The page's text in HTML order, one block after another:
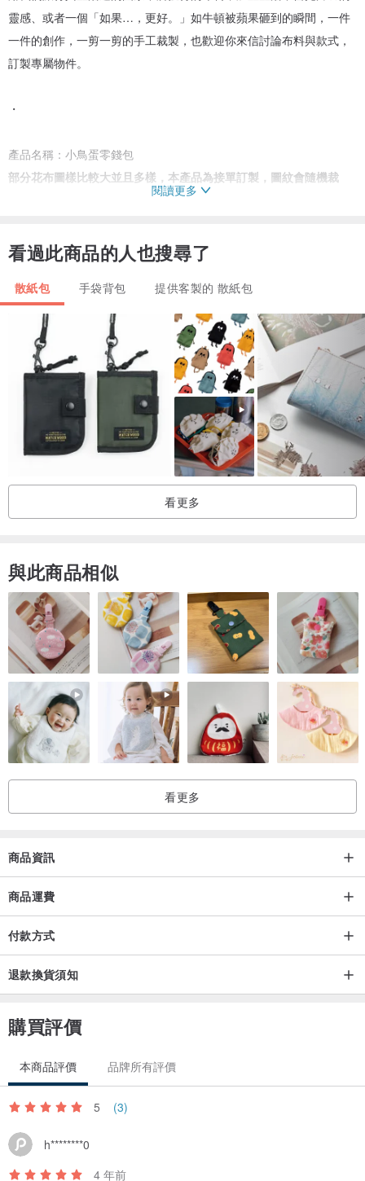
靈感、或者一個「如果…，更好。」如牛頓被蘋果砸到的瞬間，一件
一件的創作，一剪一剪的手工裁製，也歡迎你來信討論布料與款式，
訂製專屬物件。
・
產品名稱：小鳥蛋零錢包
部分花布圖樣比較大並且多樣，本產品為接單訂製，圖紋會隨機裁
產地：台灣
・
尺寸：
1.袋身寬：5cm
2.袋身高：6cm
手製作品貼心小叮嚀～請確認再下單：
1.因不同螢幕顯示，商品實際顏色與螢幕呈現可能會有落差。
2.花布製品為隨機裁切，同塊布料圖樣位置會稍有不同。
・
線上客服：
平日不定時回覆，假日休息無回覆。
・
設計與製作：
從生活出發，運用植物的柔軟與韌性，和布花最單純而自然吸引人的
服。「把那些風、植物、陽光的果實，變成一件件陪你生活的布製
品。」
經精心，所以不願隨意捨棄。針線對她們而言，是最親切便利的表達
重新在她們的手中活起來，重新把工整到如同直尺的線軸打散，回到
最原始創作的感覺：妳會在小花針線房裡看到：
會律動的線條、有表情的布料、反映出創作者心情的弧度。
「帶回家，讓他們也成為你的紀念品。」
閱讀更多
看過此商品的人也搜尋了
散紙包 手袋背包 提供客製的 散紙包
看更多
與此商品相似
看更多
商品資訊
商品運費
付款方式
退款換貨須知
購買評價
本商品評價 品牌所有評價
5 (3)
h********0
4 年前